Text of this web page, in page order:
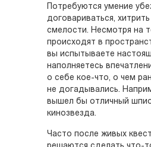
Потребуются умение
договариваться,
смелости. Несмотря на
происходят в
вы испытываете
наполняетесь
о себе кое-что, о чем
не догадывались.
вышел бы отличный
кинозвезда.
Часто после живых